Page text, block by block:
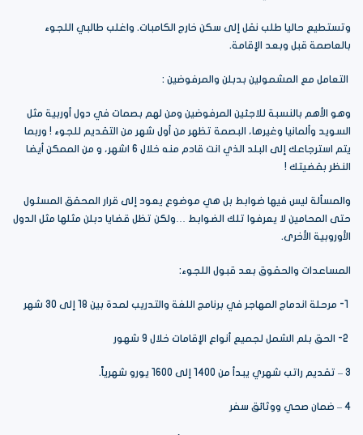
وتستطيع حاليا طلب نقل إلى سكن خارج الكامبات. واغلب طالبي اللجوء
بالعاصمة قبل وبعد الإقامة.
التعامل مع المشمولين بدبلن والمرفوضين :
وهو الأهم بالنسبة للاجئين المرفوضين ومن لهم بصمات في دول أوربية مثل
السويد وألمانيا وغيرها، البصمة تظهر من أول شهر من التقديم للجوء ! وربما
يتم استرجاعك إلى البلد الذي انت قادم منه خلال 6 اشهر، و من الممكن أيضا
النظر بقضيتك !
والمسألة ليس فيها ضوابط بل هي موضوع يعود إلى قرار المحقق المسئول
حتى المحامين لا يعرفوا تلك الضوابط …ولكن تظل قضايا دبلن مثلها مثل الدول
الأوروبية الأخرى.
المساعدات والحقوق بعد قبول اللجوء:
3 – تقديم راتب شهري يبدأ من 1400 إلى 1600 يورو شهرياً.
4 – ضمان صحي ووثائق سفر